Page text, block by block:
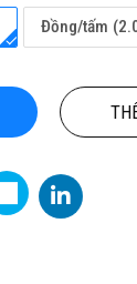
Đồng/tấm